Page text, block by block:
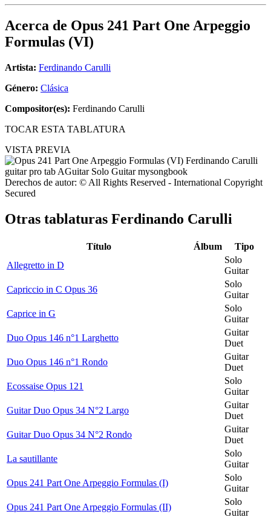
Acerca de Opus 241 Part One Arpeggio
Formulas (VI)
Artista: Ferdinando Carulli
Género: Clásica
Compositor(es): Ferdinando Carulli
TOCAR ESTA TABLATURA
VISTA PREVIA
Derechos de autor: © All Rights Reserved - International Copyright
Secured
Otras tablaturas Ferdinando Carulli
Título Álbum
Tipo
Allegretto in D
Solo
Guitar
Capriccio in C Opus 36
Solo
Guitar
Caprice in G
Solo
Guitar
Duo Opus 146 n°1 Larghetto
Guitar
Duet
Duo Opus 146 n°1 Rondo
Guitar
Duet
Ecossaise Opus 121
Solo
Guitar
Guitar Duo Opus 34 N°2 Largo
Guitar
Duet
Guitar Duo Opus 34 N°2 Rondo
Guitar
Duet
La sautillante
Solo
Guitar
Opus 241 Part One Arpeggio Formulas (I)
Solo
Guitar
Opus 241 Part One Arpeggio Formulas (II)
Solo
Guitar